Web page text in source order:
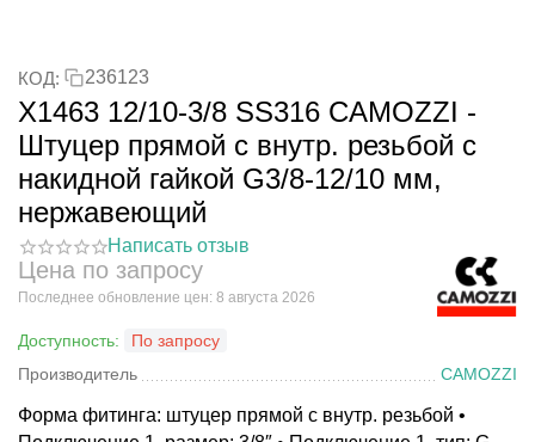
КОД: 236123
X1463 12/10-3/8 SS316 CAMOZZI -
Штуцер прямой с внутр. резьбой с
накидной гайкой G3/8-12/10 мм,
нержавеющий
Написать отзыв
Цена по запросу
Последнее обновление цен: 8 августа 2026
Доступность:
По запросу
Производитель
CAMOZZI
Форма фитинга: штуцер прямой с внутр. резьбой •